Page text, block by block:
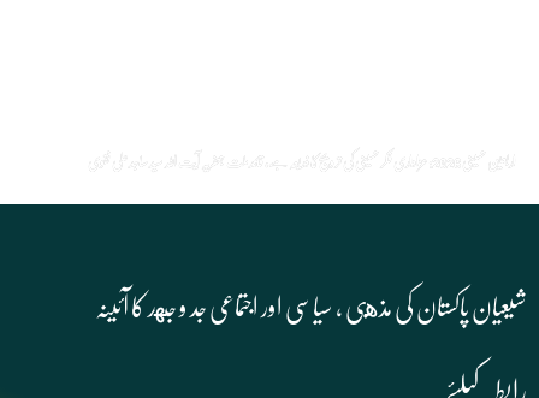
شیعیان پاکستان کی مذهبی , سیاسی اور اجتماعی جد و جهد کا آئینہ